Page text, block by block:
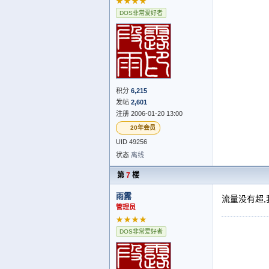
DOS非常爱好者
积分 6,215
发帖 2,601
注册 2006-01-20 13:00
20年会员
UID 49256
状态 离线
第 7 楼
雨露
管理员
★★★★
DOS非常爱好者
流量没有超,